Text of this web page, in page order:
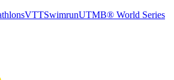
VTTSwimrunUTMB® World Series